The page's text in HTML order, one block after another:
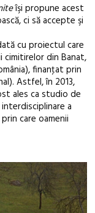
îşi propune acest
ci să accepte şi
cu proiectul care
cimitirelor din Banat,
finanţat prin
Astfel, în 2013,
ales ca studio de
a
care oamenii